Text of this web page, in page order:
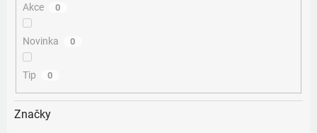
Akce 0
Novinka 0
Tip 0
Značky